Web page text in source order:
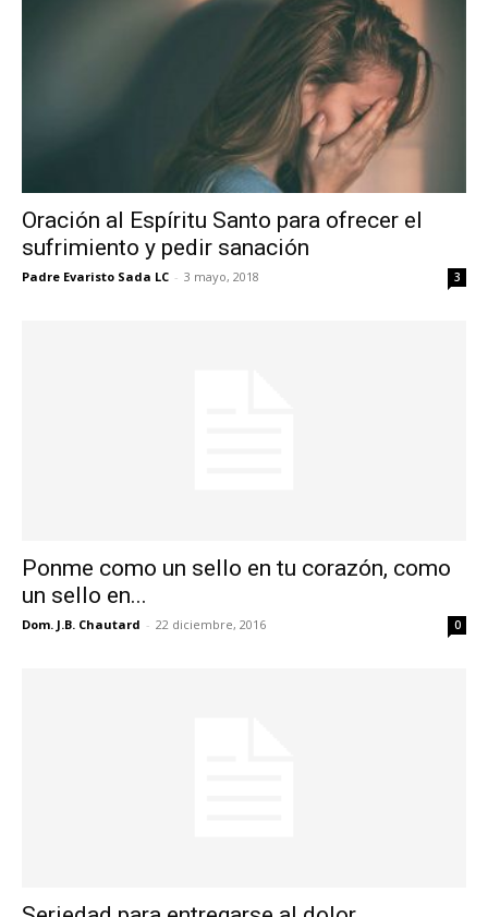
Oración al Espíritu Santo para ofrecer el
sufrimiento y pedir sanación
Padre Evaristo Sada LC - 3 mayo, 2018 3
Ponme como un sello en tu corazón, como
un sello en...
Dom. J.B. Chautard - 22 diciembre, 2016 0